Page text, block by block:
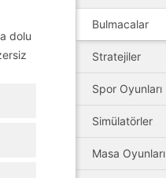
dolu
Bulmacalar
Stratejiler
Spor Oyunları
Simülatörler
Masa Oyunları